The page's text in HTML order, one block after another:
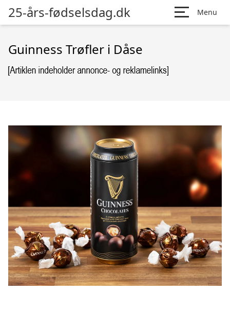
25-års-fødselsdag.dk Menu
Guinness Trøfler i Dåse